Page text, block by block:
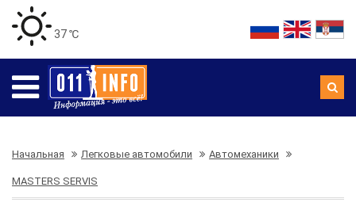
37 ℃
Начальная Легковые автомобили Автомеханики
MASTERS SERVIS